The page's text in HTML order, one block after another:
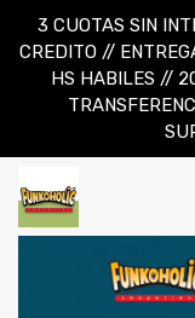
3 CUOTAS SIN
CREDITO //
HS HABILES //